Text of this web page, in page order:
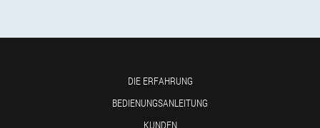
DIE ERFAHRUNG
BEDIENUNGSANLEITUNG
KUNDEN